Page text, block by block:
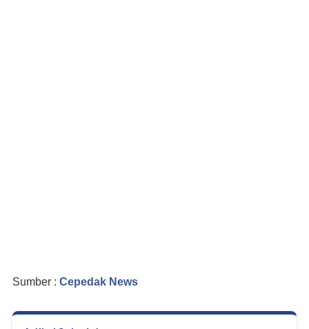
Sumber : Cepedak News